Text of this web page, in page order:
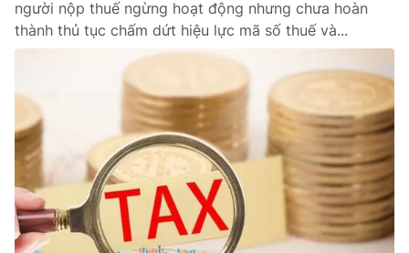
Photo Infographic
Shorts video
VTV Money VTV Thể thao
VTV Sức khoẻ Bất động sản
Thị trường 24h Tấm lòng Việt
người nộp thuế ngừng hoạt động nhưng chưa hoàn
thành thủ tục chấm dứt hiệu lực mã số thuế và...